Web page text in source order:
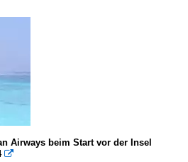
Airways beim Start vor der Insel
